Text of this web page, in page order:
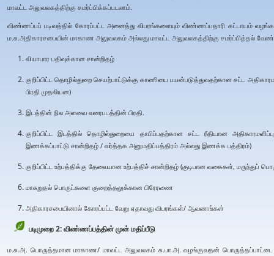
மாவட்ட அலுவலகத்திற்கு சமர்ப்பிக்கப்படலாம்.
விண்ணப்பப் படிவத்தில் கோரப்பட்ட அனைத்து விபரங்களையும் விண்ணப்பதாரி கட்டாயம்
ம.சு.அதிகாரசபையின் மாகாண அலுவலகம் அல்லது மாவட்ட அலுவலகத்திற்கு சமர்ப்பித்தல்
வியாபார பதிவுக்கான சான்றிதழ்
குறிப்பிட்ட தொழில்துறை செயற்பாட்டுக்கு காணியை பயன்படுத்துவதற்கான சட்ட
பிரதி முதலியன)
இடத்தின் நில அளவை வரைபடத்தின் பிரதி.
குறிப்பிட்ட இடத்தில் தொழில்துறையை தாபிப்பதற்கான சட்ட ரீதியான
இணக்கப்பாட்டு சான்றிதழ் / வர்த்தக அனுமதிப்பத்திரம் அல்லது இணக்க பத்திரம்)
குறிப்பிட்ட உற்பத்திக்கு தேவையான உற்பத்திச் சான்றிதழ் (குடிபான வகைகள், மருந்துப்
மாசுறுதல் பொருட்களை குறைத்தலுக்கான பிரேரணை
அதிகாரசபையினால் கோரப்பட்ட வேறு ஏதாவது விபரங்கள்/ ஆவணங்கள்
படிமுறை 2: விண்ணப்பத்தின் முன் மதிப்பீடு
ம.சு.அ. பொருத்தமான மாகாண/ மாவட்ட அலுவலகம் சு.பா.அ. வழங்குவதன் பொருத்தப்பாட்டை